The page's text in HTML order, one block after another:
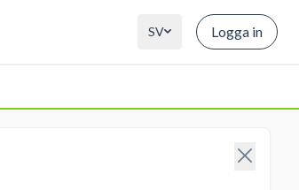
SV Logga in